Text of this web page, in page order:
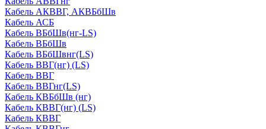
Кабель АКВВГ, АКВБбШв
Кабель АСБ
Кабель ВБбШв(нг-LS)
Кабель ВБбШв
Кабель ВБбШвнг(LS)
Кабель ВВГ(нг) (LS)
Кабель ВВГ
Кабель ВВГнг(LS)
Кабель КВБбШв (нг)
Кабель КВВГ(нг) (LS)
Кабель КВВГ